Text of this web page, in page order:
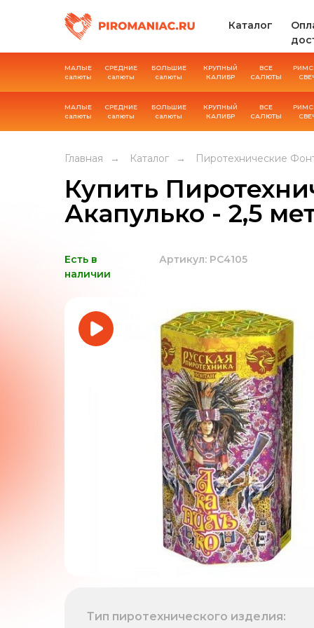
Каталог
МАЛЫЕ
салюты
ВСЕ
САЛЮТЫ
СРЕДНИЕ
салюты
БОЛЬШИЕ
салюты
КРУПНЫЙ
КАЛИБР
МАЛЫЕ
салюты
ВСЕ
САЛЮТЫ
СРЕДНИЕ
салюты
БОЛЬШИЕ
салюты
КРУПНЫЙ
КАЛИБР
Главная → Каталог → Пиротехнические
Купить
Акапулько - 2,5
Тип пиротехнического изделия:
Есть в
наличии
Артикул: РС4105